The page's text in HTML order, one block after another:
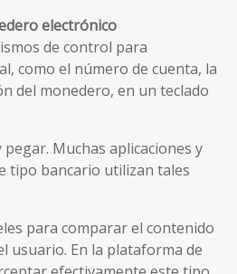
electrónico
de control para
como el número de cuenta, la
del monedero, en un teclado
Muchas aplicaciones y
tipo bancario utilizan tales
para comparar el contenido
usuario. En la plataforma de